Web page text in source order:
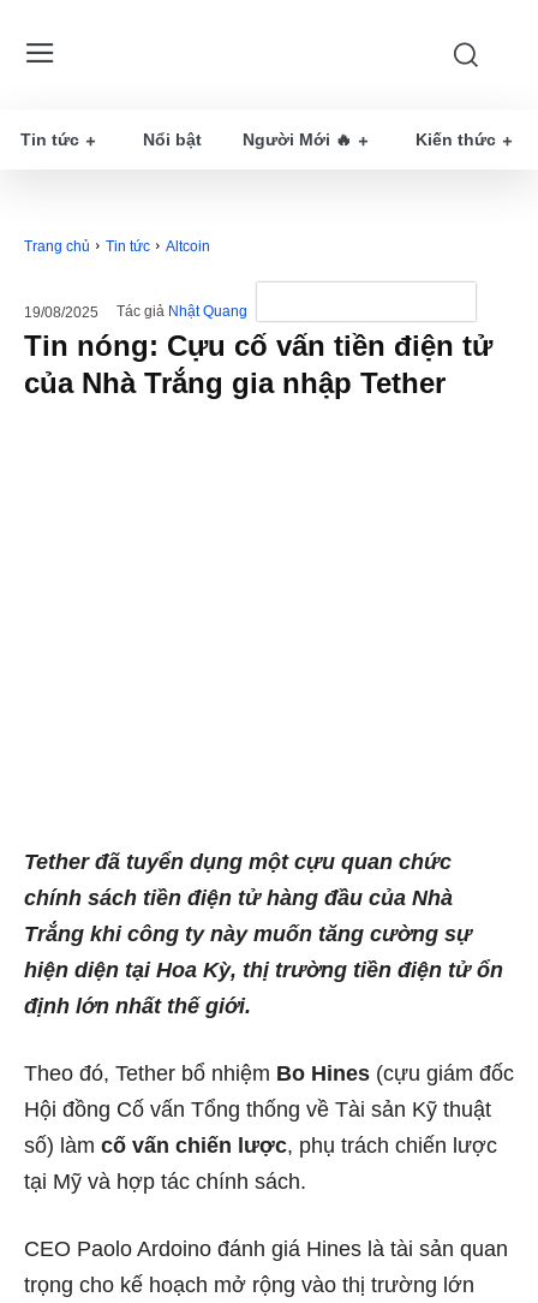
Tin tức Nổi bật Người Mới 🔥 Kiến thức
Trang chủ Tin tức Altcoin
19/08/2025 Tác giả Nhật Quang
Tin nóng: Cựu cố vấn tiền điện tử
của Nhà Trắng gia nhập Tether
Tether đã tuyển dụng một cựu quan chức
chính sách tiền điện tử hàng đầu của Nhà
Trắng khi công ty này muốn tăng cường sự
hiện diện tại Hoa Kỳ, thị trường tiền điện tử ổn
định lớn nhất thế giới.
Theo đó, Tether bổ nhiệm Bo Hines (cựu giám đốc
Hội đồng Cố vấn Tổng thống về Tài sản Kỹ thuật
số) làm cố vấn chiến lược, phụ trách chiến lược
tại Mỹ và hợp tác chính sách.
CEO Paolo Ardoino đánh giá Hines là tài sản quan
trọng cho kế hoạch mở rộng vào thị trường lớn